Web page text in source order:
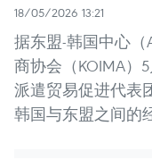
18/05/2026 13:21
据东盟-韩国中心（
商协会（KOIMA）
派遣贸易促进代表
韩国与东盟之间的